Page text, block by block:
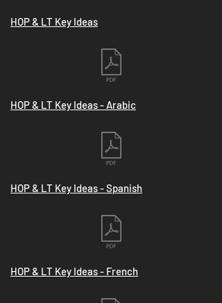
HOP & LT Key Ideas
HOP & LT Key Ideas - Arabic
HOP & LT Key Ideas - Spanish
HOP & LT Key Ideas - French